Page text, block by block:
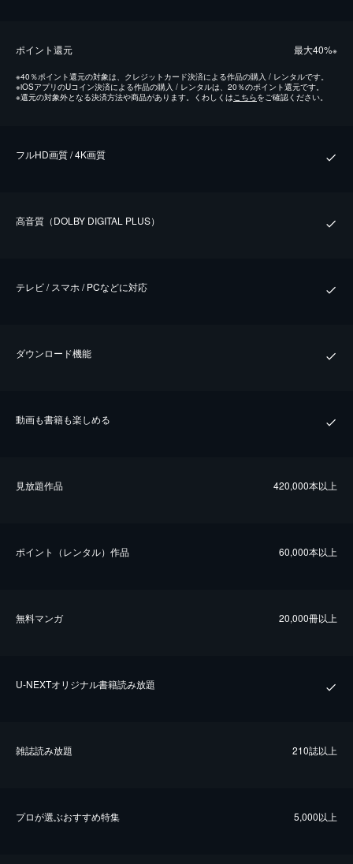
ポイント還元 最⼤40%※
※40％ポイント還元の対象は、クレジットカード決済による作品の購入 / レンタルです。
※iOSアプリのUコイン決済による作品の購入 / レンタルは、20％のポイント還元です。
※還元の対象外となる決済方法や商品があります。くわしくはこちらをご確認ください。
フルHD画質 / 4K画質
⾼⾳質（DOLBY DIGITAL PLUS）
テレビ / スマホ / PCなどに対応
ダウンロード機能
動画も書籍も楽しめる
⾒放題作品 420,000本以上
ポイント（レンタル）作品 60,000本以上
無料マンガ 20,000冊以上
U-NEXTオリジナル書籍読み放題
雑誌読み放題 210誌以上
プロが選ぶおすすめ特集 5,000以上